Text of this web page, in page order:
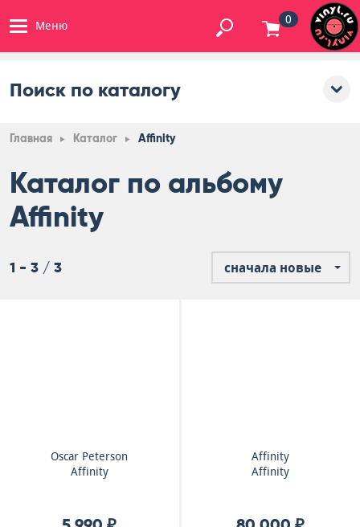
Меню 0
Поиск по каталогу
Главная Каталог Affinity
Каталог по альбому
Affinity
1 - 3 / 3 сначала новые
Oscar Peterson
Affinity
Affinity
Affinity